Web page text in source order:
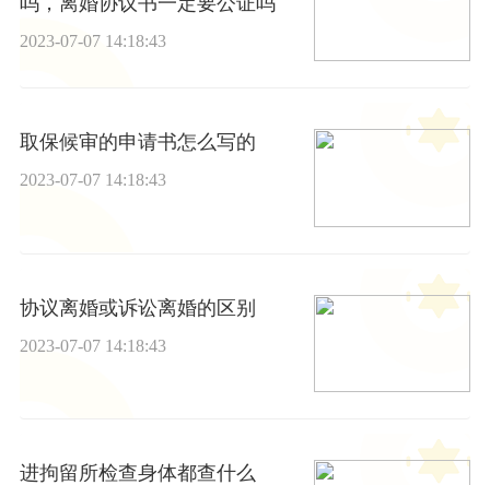
2023-07-07 14:18:43
取保候审的申请书怎么写的
2023-07-07 14:18:43
协议离婚或诉讼离婚的区别
2023-07-07 14:18:43
进拘留所检查身体都查什么